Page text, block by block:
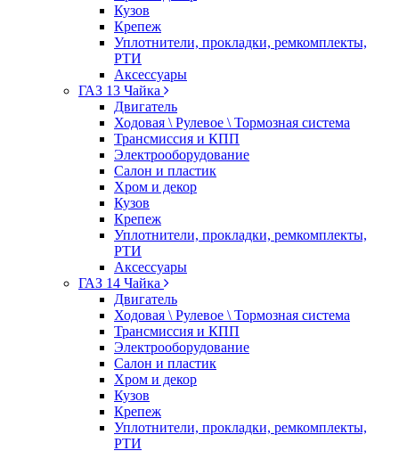
Кузов
Крепеж
Уплотнители, прокладки, ремкомплекты,
РТИ
Аксессуары
ГАЗ 13 Чайка
Двигатель
Ходовая \ Рулевое \ Тормозная система
Трансмиссия и КПП
Электрооборудование
Салон и пластик
Хром и декор
Кузов
Крепеж
Уплотнители, прокладки, ремкомплекты,
РТИ
Аксессуары
ГАЗ 14 Чайка
Двигатель
Ходовая \ Рулевое \ Тормозная система
Трансмиссия и КПП
Электрооборудование
Салон и пластик
Хром и декор
Кузов
Крепеж
Уплотнители, прокладки, ремкомплекты,
РТИ